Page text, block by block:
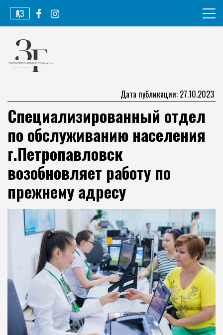
Перейти
содержимому
ҚАЗ
Законопослушный гражданин
Дата публикации: 27.10.2023
Специализированный отдел
по обслуживанию населения
г.Петропавловск
возобновляет работу по
прежнему адресу